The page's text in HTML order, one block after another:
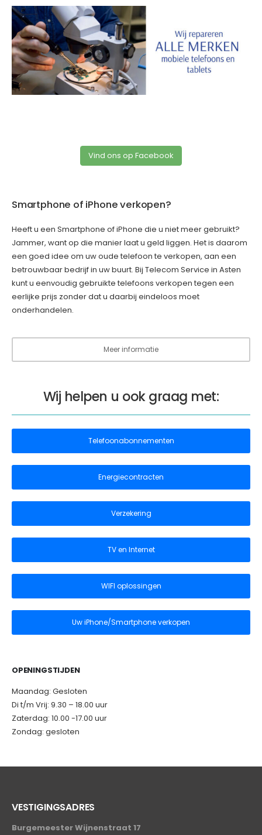
Vind ons op Facebook
Smartphone of iPhone verkopen?
Heeft u een Smartphone of iPhone die u niet meer gebruikt?
Jammer, want op die manier laat u geld liggen. Het is daarom
een goed idee om uw oude telefoon te verkopen, aan een
betrouwbaar bedrijf in uw buurt. Bij Telecom Service in Asten
kunt u eenvoudig gebruikte telefoons verkopen tegen een
eerlijke prijs zonder dat u daarbij eindeloos moet
onderhandelen.
Meer informatie
Wij helpen u ook graag met:
Telefoonabonnementen
Energiecontracten
Verzekering
TV en Internet
WIFI oplossingen
Uw iPhone/Smartphone verkopen
OPENINGSTIJDEN
Maandag: Gesloten
Di t/m Vrij: 9.30 – 18.00 uur
Zaterdag: 10.00 -17.00 uur
Zondag: gesloten
VESTIGINGSADRES
Burgemeester Wijnenstraat 17